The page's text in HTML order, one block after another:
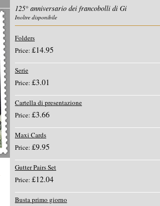
125° anniversario dei francobolli di Gi
Inoltre disponibile
Folders
Price: £14.95
Serie
Price: £3.01
Cartella di presentazione
Price: £3.66
Maxi Cards
Price: £9.95
Gutter Pairs Set
Price: £12.04
Busta primo giorno